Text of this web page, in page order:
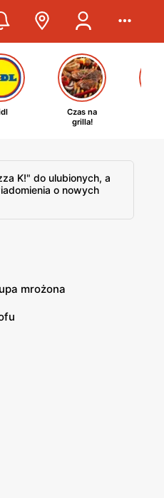
Czas na
grilla!
K!" do ulubionych, a
o nowych
mrożona